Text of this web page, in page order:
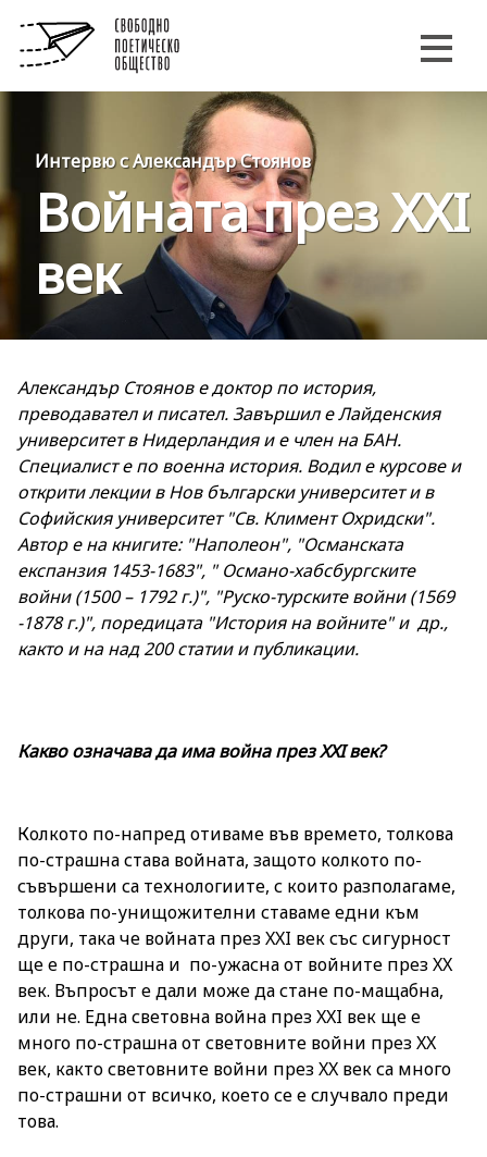
Интервю с Александър Стоянов
Войната през XXI
век
Александър Стоянов e доктор по история,
преводавател и писател. Завършил е Лайденския
университет в Нидерландия и е член на БАН.
Специалист е по военна история. Водил е курсове и
открити лекции в Нов български университет и в
Софийския университет "Св. Климент Oхридски".
Автор е на книгите: "Наполеон", "Османската
експанзия 1453-1683", " Османо-хабсбургските
войни (1500 – 1792 г.)", "Руско-турските войни (1569
-1878 г.)", поредицата "История на войните" и др.,
както и на над 200 статии и публикации.
Какво означава да има война през XXI век?
Колкото по-напред отиваме във времето, толкова
по-страшна става войната, защото колкото по-
съвършени са технологиите, с които разполагаме,
толкова по-унищожителни ставаме едни към
други, така че войната през XXI век със сигурност
ще е по-страшна и по-ужасна от войните през XX
век. Въпросът е дали може да стане по-мащабна,
или не. Една световна война през XXI век ще е
много по-страшна от световните войни през XX
век, както световните войни през XX век са много
по-страшни от всичко, което се е случвало преди
това.